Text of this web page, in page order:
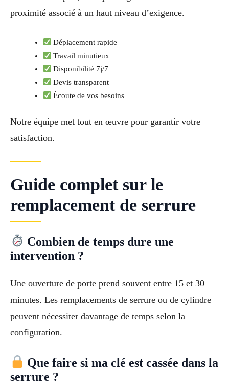
proximité associé à un haut niveau d’exigence.
Déplacement rapide
Travail minutieux
Disponibilité 7j/7
Devis transparent
Écoute de vos besoins
Notre équipe met tout en œuvre pour garantir votre
satisfaction.
Guide complet sur le
remplacement de serrure
Combien de temps dure une
intervention ?
Une ouverture de porte prend souvent entre 15 et 30
minutes. Les remplacements de serrure ou de cylindre
peuvent nécessiter davantage de temps selon la
configuration.
Que faire si ma clé est cassée dans la
serrure ?